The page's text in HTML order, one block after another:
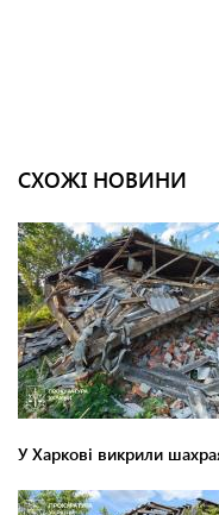
СХОЖІ НОВИНИ
У Харкові викрили